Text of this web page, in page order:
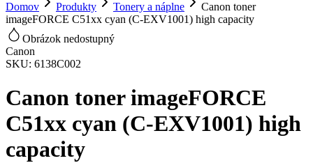
Domov Produkty Tonery a náplne
Canon toner
imageFORCE C51xx cyan (C-EXV1001) high capacity
Obrázok nedostupný
Canon
SKU: 6138C002
Canon toner imageFORCE
C51xx cyan (C-EXV1001) high
capacity